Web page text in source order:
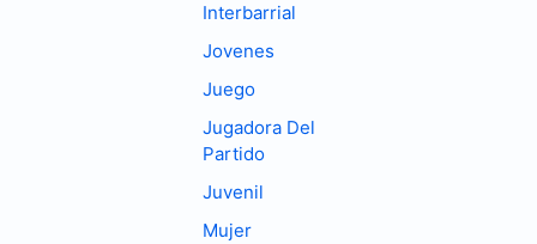
Interbarrial
Jovenes
Juego
Jugadora Del
Partido
Juvenil
Mujer